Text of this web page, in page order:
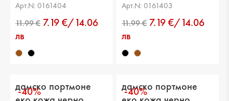
Арт.N: 0161404
7.19 €/14.06
лв
Арт.N: 0161403
7.19 €/14.06
лв
-40%
дамско портмоне
-40%
дамско портмоне